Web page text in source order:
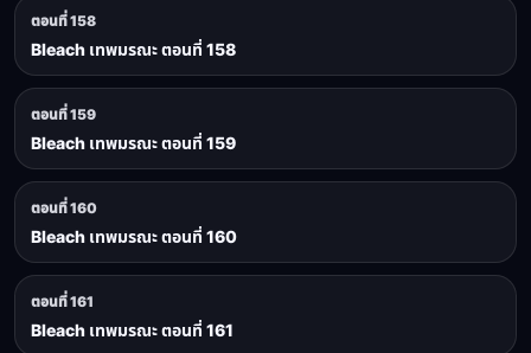
ตอนที่ 158
Bleach เทพมรณะ ตอนที่ 158
ตอนที่ 159
Bleach เทพมรณะ ตอนที่ 159
ตอนที่ 160
Bleach เทพมรณะ ตอนที่ 160
ตอนที่ 161
Bleach เทพมรณะ ตอนที่ 161